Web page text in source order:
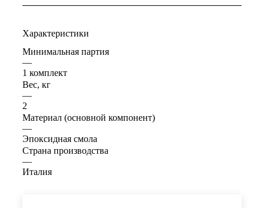
Характеристики
Минимальная партия
—
1 комплект
Вес, кг
—
2
Материал (основной компонент)
—
Эпоксидная смола
Страна производства
—
Италия